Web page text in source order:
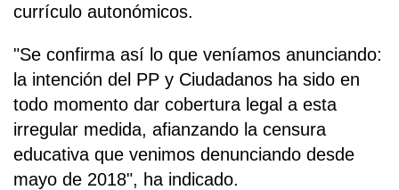
currículo autonómicos.
"Se confirma así lo que veníamos anunciando:
la intención del PP y Ciudadanos ha sido en
todo momento dar cobertura legal a esta
irregular medida, afianzando la censura
educativa que venimos denunciando desde
mayo de 2018", ha indicado.